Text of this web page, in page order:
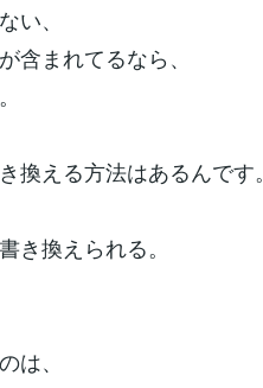
い、
含まれてるなら、
換える方法はあるんです。
き換えられる。
は、